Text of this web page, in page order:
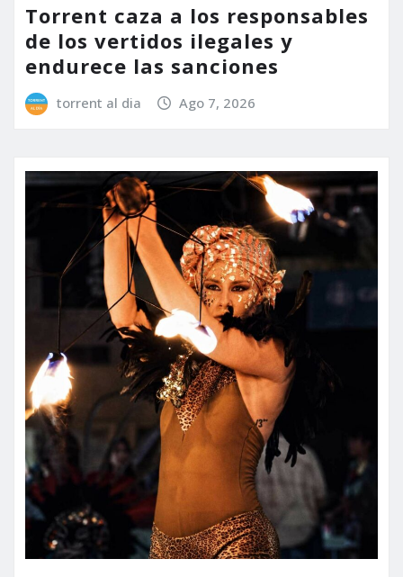
Torrent caza a los responsables
de los vertidos ilegales y
endurece las sanciones
torrent al dia Ago 7, 2026